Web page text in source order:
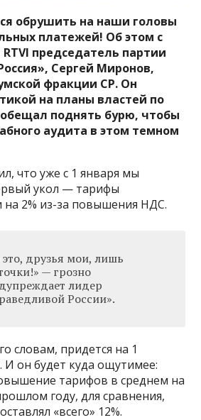
обрушить на наши головы
платежей! Об этом с
председатель партии
Сергей Миронов,
фракции СР. Он
на планы властей по
поднять бурю, чтобы
аудита в этом темном
что уже с 1 января мы
укол — тарифы
на 2% из-за повышения НДС.
друзья мои, лишь
— грозно
лидер
России».
словам, придется на 1
И он будет куда ощутимее:
тарифов в среднем на
году, для сравнения,
«всего» 12%.